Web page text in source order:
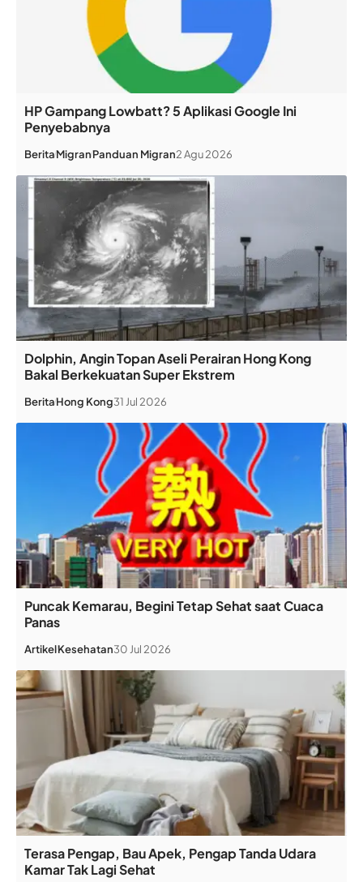
HP Gampang Lowbatt? 5 Aplikasi Google Ini
Penyebabnya
BeritaMigranPanduan Migran2 Agu 2026
Dolphin, Angin Topan Aseli Perairan Hong Kong
Bakal Berkekuatan Super Ekstrem
BeritaHong Kong31 Jul 2026
Puncak Kemarau, Begini Tetap Sehat saat Cuaca
Panas
ArtikelKesehatan30 Jul 2026
Terasa Pengap, Bau Apek, Pengap Tanda Udara
Kamar Tak Lagi Sehat